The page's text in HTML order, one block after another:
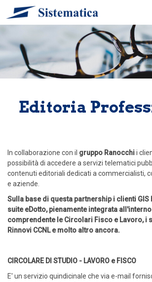
Editoria
In collaborazione con il gruppo Ranocchii
possibilità di accedere a servizi telematici
contenuti editoriali dedicati a commercialisti,
e aziende.
Sulla base di questa partnership i clienti
suite eDotto, pienamente integrata
comprendente le Circolari Fisco e Lavoro, i
Rinnovi CCNL e molto altro ancora.
CIRCOLARE DI STUDIO - LAVORO e FISCO
E' un servizio quindicinale che via e-mail